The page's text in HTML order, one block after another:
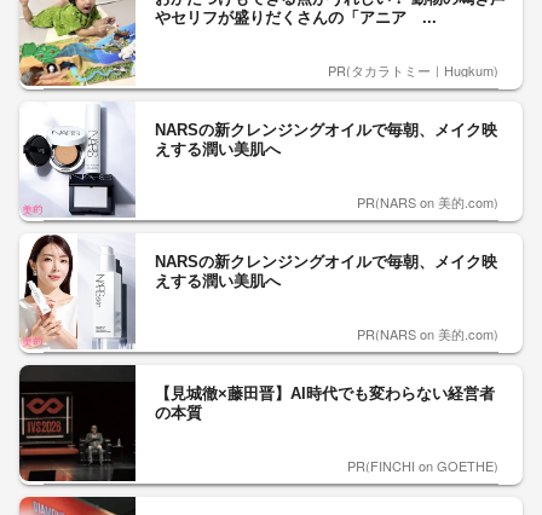
やセリフが盛りだくさんの「アニア ...
PR(タカラトミー｜Hugkum)
NARSの新クレンジングオイルで毎朝、メイク映
えする潤い美肌へ
PR(NARS on 美的.com)
NARSの新クレンジングオイルで毎朝、メイク映
えする潤い美肌へ
PR(NARS on 美的.com)
【見城徹×藤田晋】AI時代でも変わらない経営者
の本質
PR(FINCHI on GOETHE)